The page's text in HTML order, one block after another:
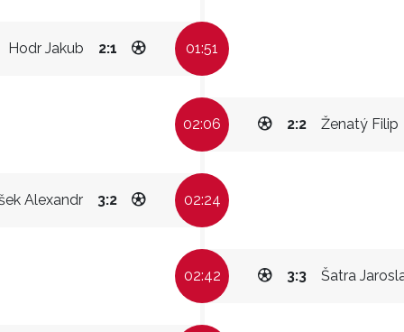
Hodr Jakub 2:1 01:51
02:06 Ženatý Filip
2:2
Alexandr 3:2 02:24
02:42 Šatra
3:3